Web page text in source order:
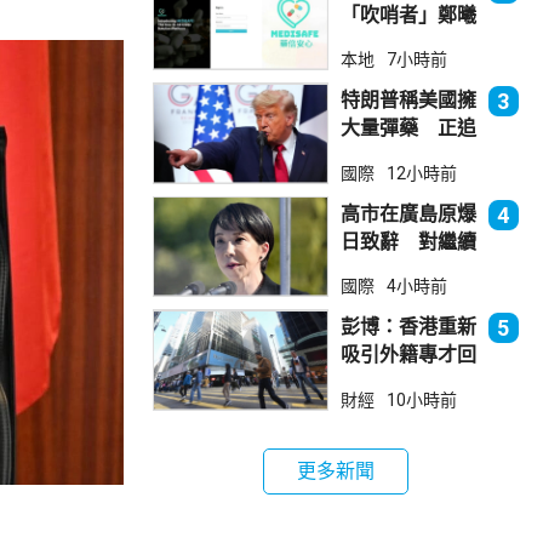
「吹哨者」鄭曦
進行刑事調查
本地 7小時前
特朗普稱美國擁
大量彈藥 正追
者」
3
國際 12小時前
高市在廣島原爆
日致辭 對繼續
含糊其辭
4
國際 4小時前
彭博：香港重新
吸引外籍專才回
5
財經 10小時前
更多新聞